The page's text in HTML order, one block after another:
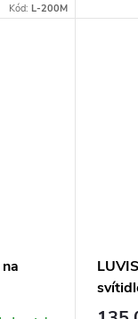
Kód:L-200M